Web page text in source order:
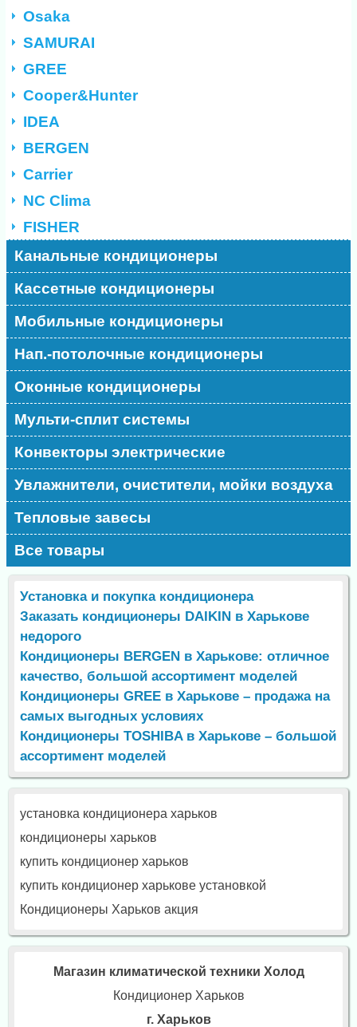
Osaka
SAMURAI
GREE
Cooper&Hunter
IDEA
BERGEN
Carrier
NC Clima
FISHER
Канальные кондиционеры
Кассетные кондиционеры
Мобильные кондиционеры
Нап.-потолочные кондиционеры
Оконные кондиционеры
Мульти-сплит системы
Конвекторы электрические
Увлажнители, очистители, мойки воздуха
Тепловые завесы
Все товары
Установка и покупка кондиционера
Заказать кондиционеры DAIKIN в Харькове
недорого
Кондиционеры BERGEN в Харькове: отличное
качество, большой ассортимент моделей
Кондиционеры GREE в Харькове – продажа на
самых выгодных условиях
Кондиционеры TOSHIBA в Харькове – большой
ассортимент моделей
установка кондиционера харьков
кондиционеры харьков
купить кондиционер харьков
купить кондиционер харькове установкой
Кондиционеры Харьков акция
Магазин климатической техники Холод
Кондиционер Харьков
г. Харьков